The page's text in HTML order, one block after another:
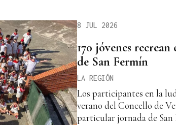
8 JUL 2026
170 jóvenes
de San Fermín
LA REGIÓN
Los participantes en la
verano del Concello de
particular jornada de